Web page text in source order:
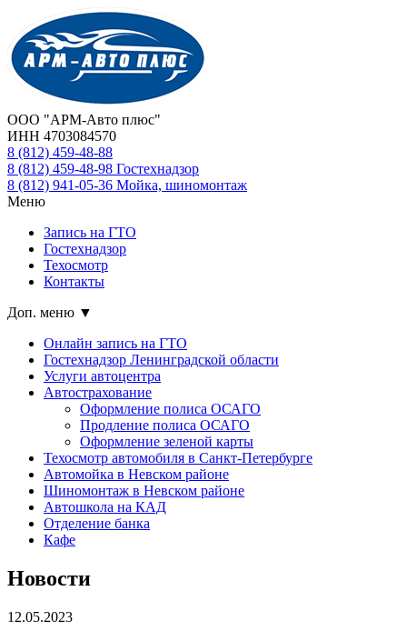
ООО "АРМ-Авто плюс"
ИНН 4703084570
8 (812) 459-48-88
8 (812) 459-48-98 Гостехнадзор
8 (812) 941-05-36 Мойка, шиномонтаж
Меню
Запись на ГТО
Гостехнадзор
Техосмотр
Контакты
Доп. меню ▼
Онлайн запись на ГТО
Гостехнадзор Ленинградской области
Услуги автоцентра
Автострахование
Оформление полиса ОСАГО
Продление полиса ОСАГО
Оформление зеленой карты
Техосмотр автомобиля в Санкт-Петербурге
Автомойка в Невском районе
Шиномонтаж в Невском районе
Автошкола на КАД
Отделение банка
Кафе
Новости
12.05.2023